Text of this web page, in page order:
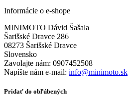
Informácie o e-shope
MINIMOTO Dávid Šašala
Šarišské Dravce 286
08273 Šarišské Dravce
Slovensko
Zavolajte nám: 0907452508
Napíšte nám e-mail: info@minimoto.sk
Pridať do obľúbených